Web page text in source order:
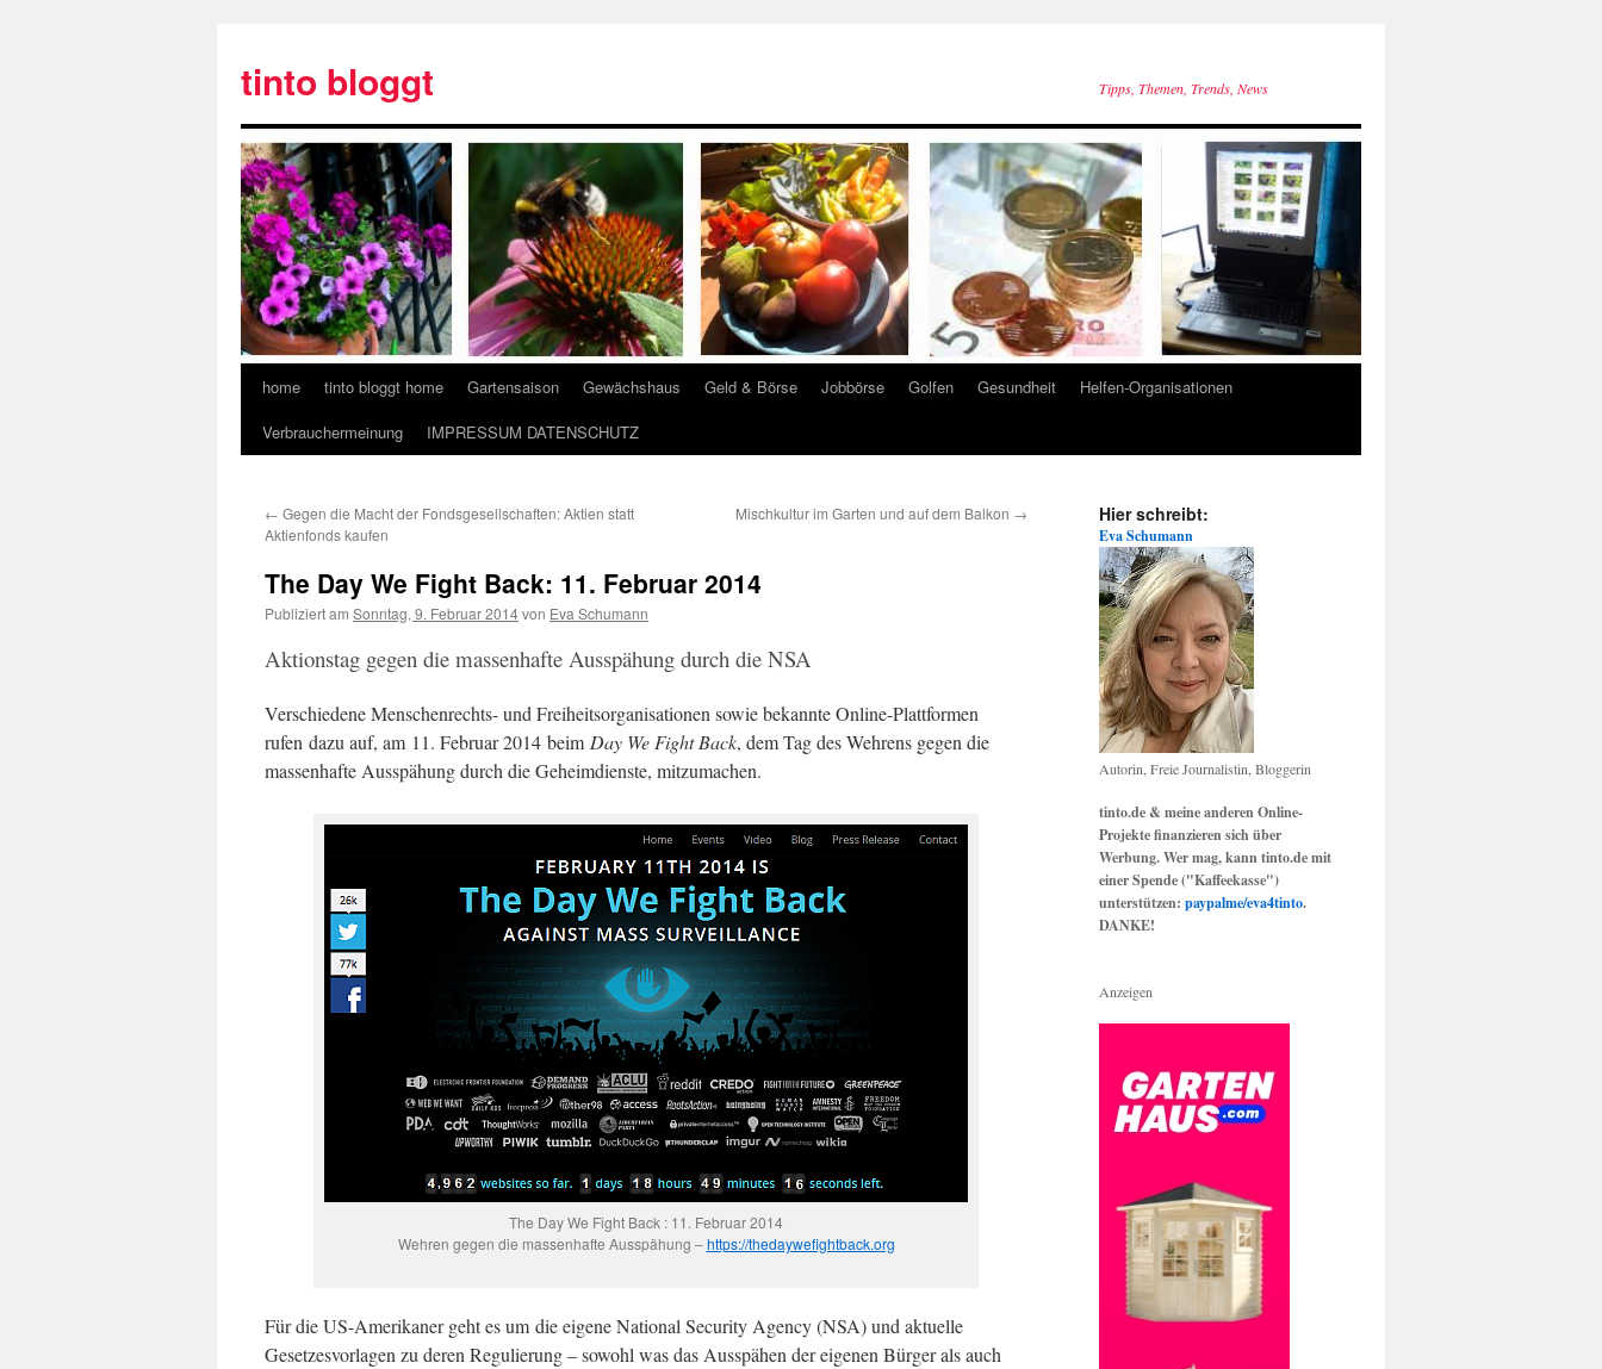
tinto bloggt Tipps, Themen, Trends, News
home tinto bloggt home Gartensaison Gewächshaus Geld & Börse Jobbörse Golfen Gesundheit
Helfen-Organisationen
Verbrauchermeinung
IMPRESSUM DATENSCHUTZ
← Gegen die Macht der Fondsgesellschaften: Aktien statt
Aktienfonds kaufen
Mischkultur im Garten und auf dem Balkon →
The Day We Fight Back: 11. Februar 2014
Publiziert am Sonntag, 9. Februar 2014von Eva Schumann
Aktionstag gegen die massenhafte Ausspähung durch die NSA
Verschiedene Menschenrechts- und Freiheitsorganisationen sowie bekannte Online-Plattformen
rufen dazu auf, am 11. Februar 2014 beim Day We Fight Back, dem Tag des Wehrens gegen die
massenhafte Ausspähung durch die Geheimdienste, mitzumachen.
The Day We Fight Back : 11. Februar 2014
Wehren gegen die massenhafte Ausspähung –https://thedaywefightback.org
Für die US-Amerikaner geht es um die eigene National Security Agency (NSA) und aktuelle
Gesetzesvorlagen zu deren Regulierung – sowohl was das Ausspähen der eigenen Bürger als auch
Hier schreibt:
Eva Schumann
Autorin, Freie Journalistin, Bloggerin
tinto.de & meine anderen Online-
Projekte finanzieren sich über
Werbung. Wer mag, kann tinto.de mit
einer Spende ("Kaffeekasse")
unterstützen: paypalme/eva4tinto.
DANKE!
Anzeigen